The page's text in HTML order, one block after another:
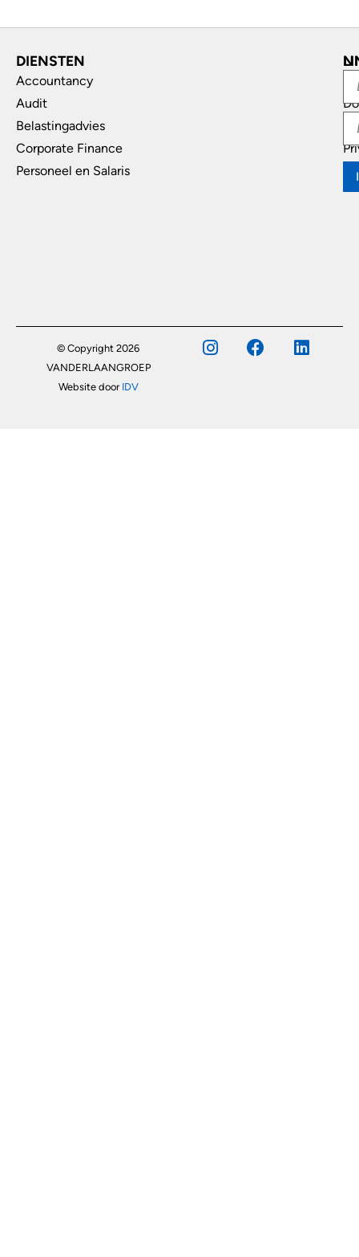
DIENSTEN
Accountancy
Audit
Belastingadvies
Corporate Finance
Personeel en Salaris
© Copyright 2026
VANDERLAANGROEP
Website door IDV